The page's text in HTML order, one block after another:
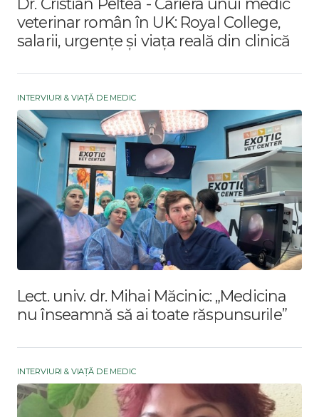
veterinar român în UK: Royal College,
salarii, urgențe și viața reală din clinică
INTERVIURI & VIAȚĂ DE MEDIC
Lect. univ. dr. Mihai Măcinic: „Medicina
nu înseamnă să ai toate răspunsurile”
INTERVIURI & VIAȚĂ DE MEDIC